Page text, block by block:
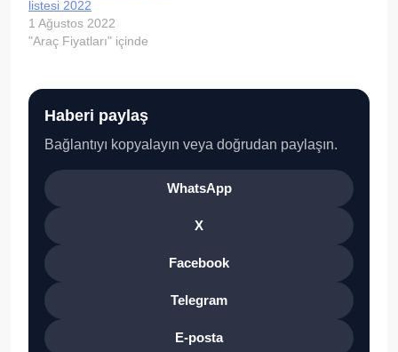
listesi 2022
1 Ağustos 2022
"Araç Fiyatları" içinde
Haberi paylaş
Bağlantıyı kopyalayın veya doğrudan paylaşın.
WhatsApp
X
Facebook
Telegram
E-posta